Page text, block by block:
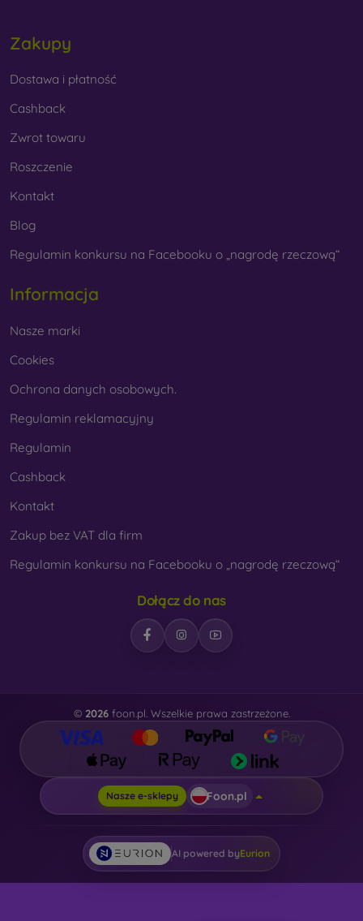
Zakupy
Dostawa i płatność
Cashback
Zwrot towaru
Roszczenie
Kontakt
Blog
Regulamin konkursu na Facebooku o „nagrodę rzeczową“
Informacja
Nasze marki
Cookies
Ochrona danych osobowych.
Regulamin reklamacyjny
Regulamin
Cashback
Kontakt
Zakup bez VAT dla firm
Regulamin konkursu na Facebooku o „nagrodę rzeczową“
Dołącz do nas
© 2026foon.pl. Wszelkie prawa zastrzeżone.
Nasze e-sklepy Foon.pl
AI powered byEurion